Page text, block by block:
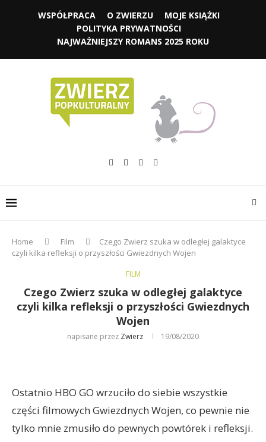
WSPÓŁPRACA O ZWIERZU
MOJE KSIĄŻKI
POLITYKA PRYWATNOŚCI
NAJWAŻNIEJSZY ROMANS 2025 ROKU
Home Film
Czego Zwierz szuka w odległej galaktyce
czyli kilka refleksji o przyszłości Gwiezdnych Wojen
FILM
Czego Zwierz szuka w odległej galaktyce
czyli kilka refleksji o przyszłości Gwiezdnych
Wojen
napisane przez Zwierz 19/08/2020
Ostatnio HBO GO wrzuciło do siebie wszystkie
części filmowych Gwiezdnych Wojen, co pewnie nie
tylko mnie zmusiło do pewnych powtórek i refleksji.